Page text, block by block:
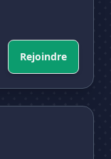
Rejoindre